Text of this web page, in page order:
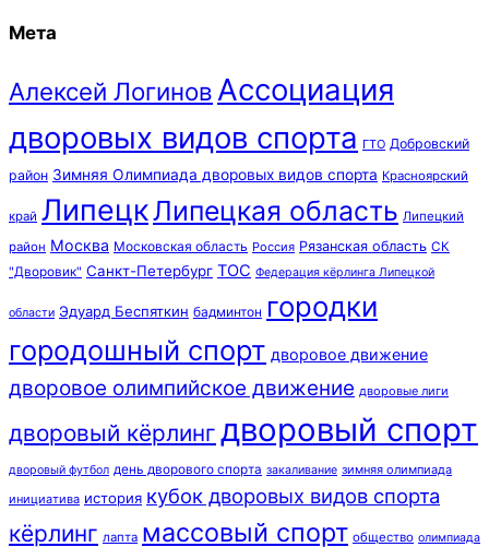
Мета
Алексей Логинов Ассоциация
дворовых видов спорта ГТО Добровский
район Зимняя Олимпиада дворовых видов спорта Красноярский
край ЛипецкЛипецкая область Липецкий
район Москва Московская область Россия Рязанская область СК
"Дворовик" Санкт-Петербург ТОС Федерация кёрлинга Липецкой
области Эдуард Беспяткин бадминтон городки
городошный спорт дворовое движение
дворовое олимпийское движение дворовые лиги
дворовый кёрлинг дворовый спорт
дворовый футбол день дворового спорта закаливание зимняя олимпиада
инициатива история кубок дворовых видов спорта
кёрлинг лапта массовый спорт общество олимпиада